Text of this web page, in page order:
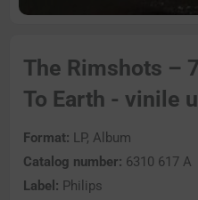
The Rimshots –
To Earth - vinile
Format: LP, Album
Catalog number: 6310 617 A
Label: Philips